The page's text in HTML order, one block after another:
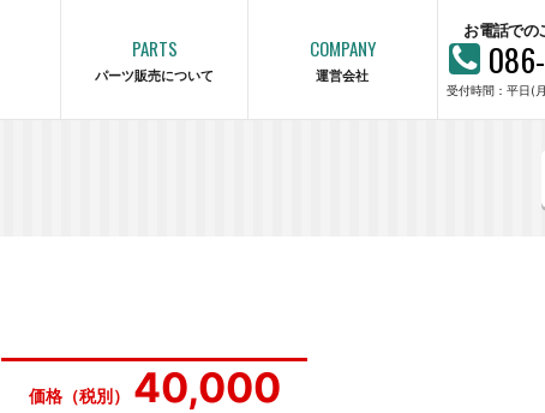
PARTS
パーツ販売について
COMPANY
運営会社
お電話での
受付時間：平日(
価格（税別） 40,000